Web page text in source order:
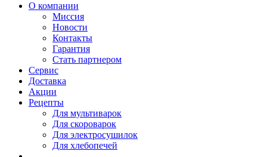
О компании
Миссия
Новости
Контакты
Гарантия
Стать партнером
Сервис
Доставка
Акции
Рецепты
Для мультиварок
Для скороварок
Для электросушилок
Для хлебопечей